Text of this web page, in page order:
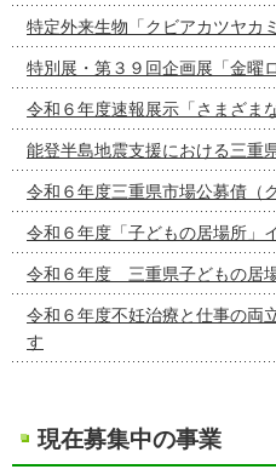
特定外来生物「クビアカツヤカ
特別展・第３９回企画展「金曜
令和６年度速報展示「さまざま
能登半島地震支援における三重
令和６年度三重県市場公募債（
令和６年度「子どもの居場所」
令和６年度 三重県子どもの居
令和６年度不妊治療と仕事の両
す
現在募集中の事業